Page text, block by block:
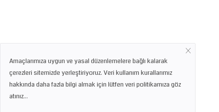
Amaçlarımıza uygun ve yasal düzenlemelere bağlı kalarak
çerezleri sitemizde yerleştiriyoruz. Veri kullanım kurallarımız
hakkında daha fazla bilgi almak için lütfen veri politikamıza göz
atınız...